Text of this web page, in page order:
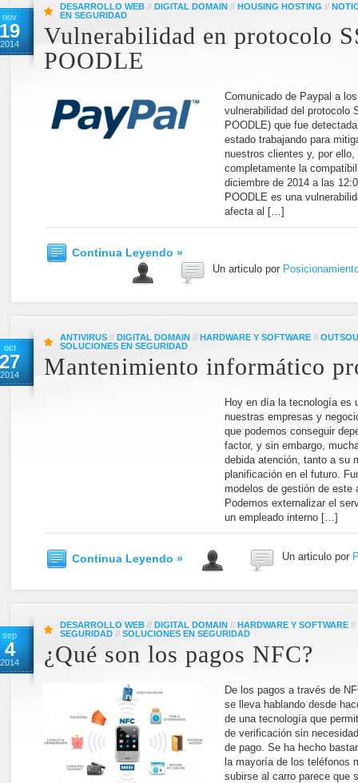
nov
19
2014
DESARROLLO WEB // DIGITAL DOMAIN // HOUSING HOSTING //
EN SEGURIDAD
Vulnerabilidad en protocolo
POODLE
Comunicado de Paypal a
vulnerabilidad del protocolo
POODLE) que fue
estado trabajando para
nuestros clientes y, por
completamente la
diciembre de 2014 a las
POODLE es una
afecta al […]
Continua Leyendo »
Un articulo por
oct
27
2014
ANTIVIRUS // DIGITAL DOMAIN // HARDWARE Y SOFTWARE //
SOLUCIONES EN SEGURIDAD
Mantenimiento informático
Hoy en día la tecnología es
nuestras empresas y
que podemos conseguir
factor, y sin embargo,
debida atención, tanto a su
planificación en el futuro.
modelos de gestión de este
Podemos externalizar el
un empleado interno […]
Continua Leyendo » Un articulo por
sep
4
2014
DESARROLLO WEB // DIGITAL DOMAIN // HARDWARE Y SOFTWARE //
SEGURIDAD // SOLUCIONES EN SEGURIDAD
¿Qué son los pagos NFC?
De los pagos a través de
se lleva hablando desde
de una tecnología que
de verificación sin
de pago. Se ha hecho
la mayoría de los teléfonos
subirse al carro parece que